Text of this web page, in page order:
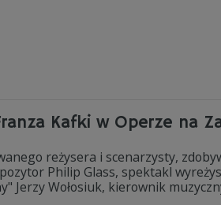
Kafki w Operze na
reżysera i scenarzysty,
Philip Glass, spektakl
Jerzy Wołosiuk, kierownik